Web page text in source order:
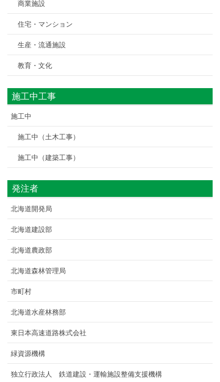
商業施設
住宅・マンション
生産・流通施設
教育・文化
施工中工事
施工中
施工中（土木工事）
施工中（建築工事）
発注者
北海道開発局
北海道建設部
北海道農政部
北海道森林管理局
市町村
北海道水産林務部
東日本高速道路株式会社
緑資源機構
独立行政法人 鉄道建設・運輸施設整備支援機構